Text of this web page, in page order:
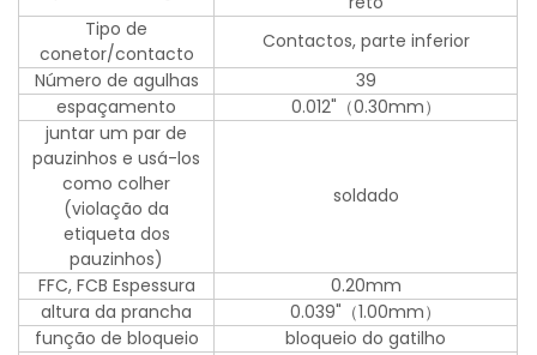
Tipo de
conetor/contacto
Contactos, parte inferior
Número de agulhas
39
espaçamento
0.012"（0.30mm）
juntar um par de
pauzinhos e usá-los
como colher
(violação da
etiqueta dos
pauzinhos)
soldado
FFC, FCB Espessura
0.20mm
altura da prancha
0.039"（1.00mm）
função de bloqueio
bloqueio do gatilho